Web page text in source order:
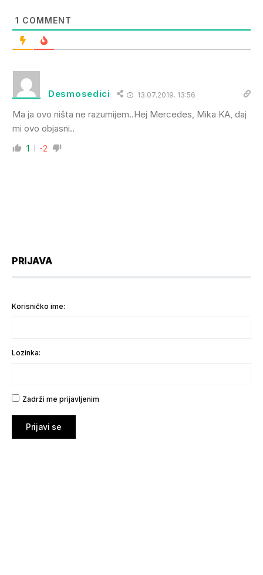
1 COMMENT
Desmosedici 13.07.2019. 13:56
Ma ja ovo ništa ne razumijem..Hej Mercedes, Mika KA, daj
mi ovo objasni..
1 -2
PRIJAVA
Korisničko ime:
Lozinka:
Zadrži me prijavljenim
Prijavi se